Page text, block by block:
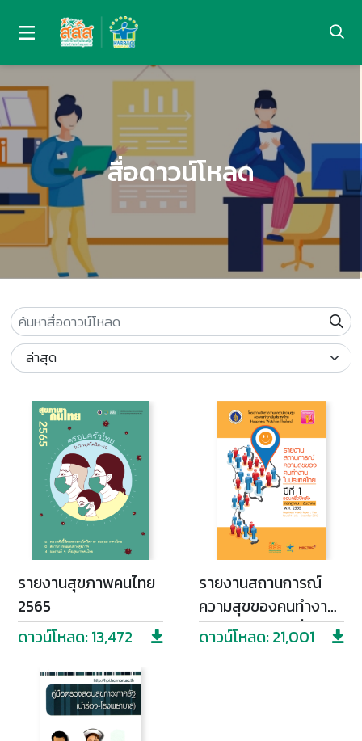
สื่อดาวน์โหลด
รายงานสุขภาพคนไทย
2565
ดาวน์โหลด: 13,472
รายงานสถานการณ์
ความสุขของคนทำงาน
ในประเทศไทย ปีที่ 1
ดาวน์โหลด: 21,001